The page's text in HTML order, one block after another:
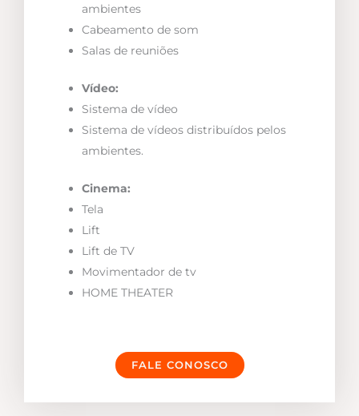
ambientes
Cabeamento de som
Salas de reuniões
Vídeo:
Sistema de vídeo
Sistema de vídeos distribuídos pelos
ambientes.
Cinema:
Tela
Lift
Lift de TV
Movimentador de tv
HOME THEATER
FALE CONOSCO